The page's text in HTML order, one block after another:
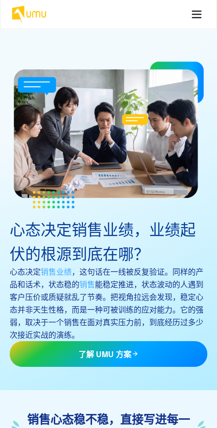
心态决定销售业绩，业绩起
伏的根源到底在哪？
心态决定销售业绩，这句话在一线被反复验证。同样的产
品和话术，状态稳的销售能稳定推进，状态波动的人遇到
客户压价或质疑就乱了节奏。把视角拉远会发现，稳定心
态并非天生性格，而是一种可被训练的应对能力。它的强
弱，取决于一个销售在面对真实压力前，到底经历过多少
次接近实战的演练。
了解 UMU 方案
销售心态稳不稳，直接写进每一